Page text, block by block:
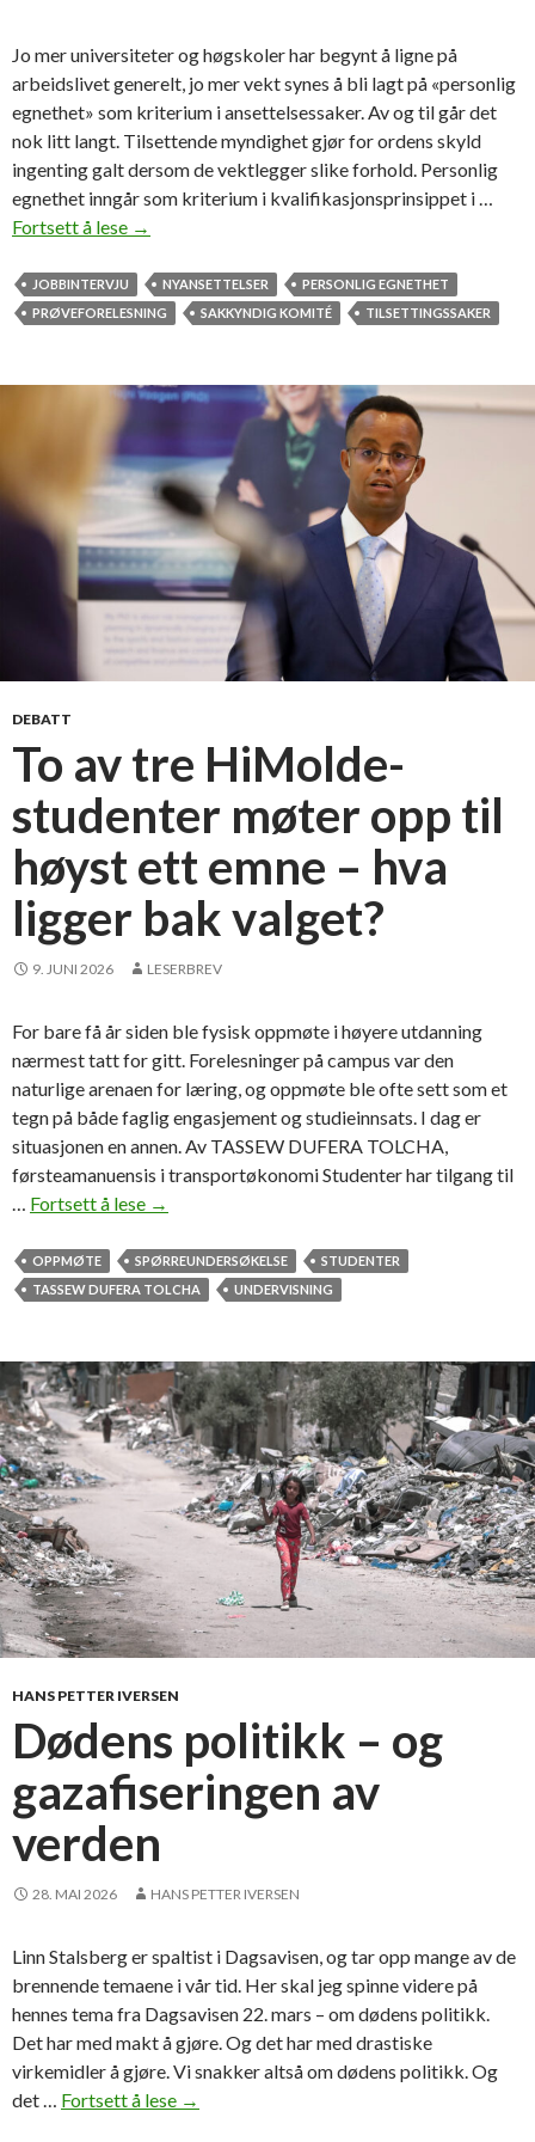
d
h
n
?
Jo mer universiteter og høgskoler har begynt å ligne på
arbeidslivet generelt, jo mer vekt synes å bli lagt på «personlig
egnethet» som kriterium i ansettelsessaker. Av og til går det
nok litt langt. Tilsettende myndighet gjør for ordens skyld
ingenting galt dersom de vektlegger slike forhold. Personlig
egnethet inngår som kriterium i kvalifikasjonsprinsippet i …
Fortsett å lese P
s
l
g
e
g
n
e
t
t
→
JOBBINTERVJU NYANSETTELSER
PERSONLIG EGNETHET
PRØVEFORELESNING
SAKKYNDIG KOMITÉ TILSETTINGSSAKER
DEBATT
To av tre HiMolde-
studenter møter opp til
høyst ett emne – hva
ligger bak valget?
9. JUNI 2026 LESERBREV
For bare få år siden ble fysisk oppmøte i høyere utdanning
nærmest tatt for gitt. Forelesninger på campus var den
naturlige arenaen for læring, og oppmøte ble ofte sett som et
tegn på både faglig engasjement og studieinnsats. I dag er
situasjonen en annen. Av TASSEW DUFERA TOLCHA,
førsteamanuensis i transportøkonomi Studenter har tilgang til
… Fortsett å lese T
a
v
e
H
i
M
e
-
s
t
u
e
t
e
r
m
t
e
r
o
p
p
→
OPPMØTE SPØRREUNDERSØKELSE
STUDENTER
TASSEW DUFERA TOLCHA
UNDERVISNING
HANS PETTER IVERSEN
Dødens politikk – og
gazafiseringen av
verden
28. MAI 2026 HANS PETTER IVERSEN
Linn Stalsberg er spaltist i Dagsavisen, og tar opp mange av de
brennende temaene i vår tid. Her skal jeg spinne videre på
hennes tema fra Dagsavisen 22. mars – om dødens politikk.
Det har med makt å gjøre. Og det har med drastiske
virkemidler å gjøre. Vi snakker altså om dødens politikk. Og
det … Fortsett å lese D
→